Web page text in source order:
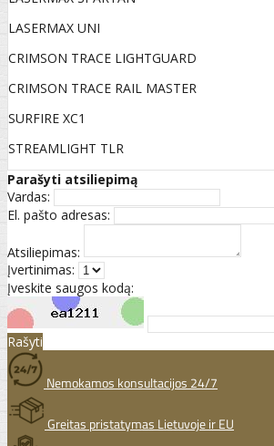
LASERMAX UNI
CRIMSON TRACE LIGHTGUARD
CRIMSON TRACE RAIL MASTER
SURFIRE XC1
STREAMLIGHT TLR
Parašyti atsiliepimą
Vardas:
El. pašto adresas:
Atsiliepimas:
Įvertinimas:
Įveskite saugos kodą:
Rašyti
Nemokamos konsultacijos 24/7
Greitas pristatymas Lietuvoje ir EU